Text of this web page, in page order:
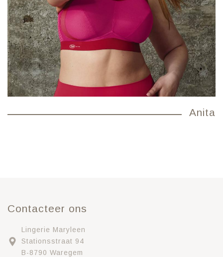
Anita
Contacteer ons
Lingerie Maryleen
Stationsstraat 94
B-8790 Waregem